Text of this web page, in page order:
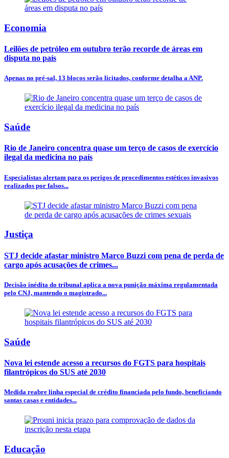
Economia
Leilões de petróleo em outubro terão recorde de áreas em
disputa no país
Apenas no pré-sal, 13 blocos serão licitados, conforme detalha a ANP.
Saúde
Rio de Janeiro concentra quase um terço de casos de exercício
ilegal da medicina no país
Especialistas alertam para os perigos de procedimentos estéticos invasivos
realizados por falsos...
Justiça
STJ decide afastar ministro Marco Buzzi com pena de perda de
cargo após acusações de crimes...
Decisão inédita do tribunal aplica a nova punição máxima regulamentada
pelo CNJ, mantendo o magistrado...
Saúde
Nova lei estende acesso a recursos do FGTS para hospitais
filantrópicos do SUS até 2030
Medida reabre linha especial de crédito financiada pelo fundo, beneficiando
santas casas e entidades...
Educação